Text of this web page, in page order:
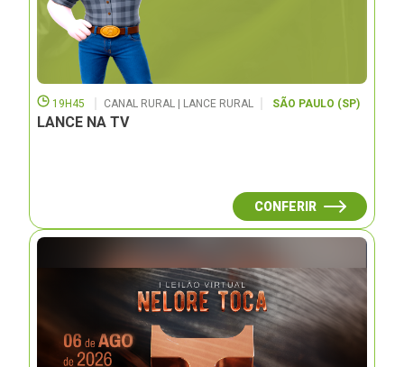
19H45 CANAL RURAL | LANCE RURAL SÃO PAULO (SP)
LANCE NA TV
CONFERIR